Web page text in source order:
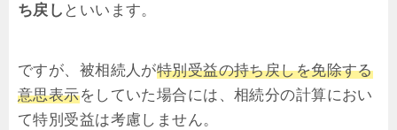
ち戻し といいます。
ですが、被相続人が特別受益の持ち戻しを免除する
意思表示をしていた場合には、相続分の計算におい
て特別受益は考慮しません。